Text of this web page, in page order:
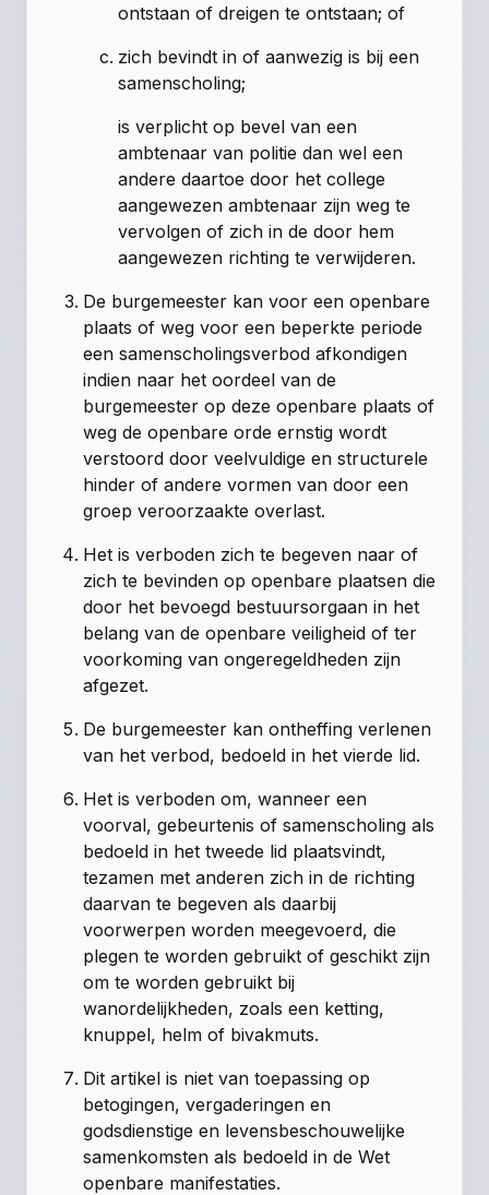
ontstaan of dreigen te ontstaan; of
zich bevindt in of aanwezig is bij een
samenscholing;
is verplicht op bevel van een
ambtenaar van politie dan wel een
andere daartoe door het college
aangewezen ambtenaar zijn weg te
vervolgen of zich in de door hem
aangewezen richting te verwijderen.
De burgemeester kan voor een openbare
plaats of weg voor een beperkte periode
een samenscholingsverbod afkondigen
indien naar het oordeel van de
burgemeester op deze openbare plaats of
weg de openbare orde ernstig wordt
verstoord door veelvuldige en structurele
hinder of andere vormen van door een
groep veroorzaakte overlast.
Het is verboden zich te begeven naar of
zich te bevinden op openbare plaatsen die
door het bevoegd bestuursorgaan in het
belang van de openbare veiligheid of ter
voorkoming van ongeregeldheden zijn
afgezet.
De burgemeester kan ontheffing verlenen
van het verbod, bedoeld in het vierde lid.
Het is verboden om, wanneer een
voorval, gebeurtenis of samenscholing als
bedoeld in het tweede lid plaatsvindt,
tezamen met anderen zich in de richting
daarvan te begeven als daarbij
voorwerpen worden meegevoerd, die
plegen te worden gebruikt of geschikt zijn
om te worden gebruikt bij
wanordelijkheden, zoals een ketting,
knuppel, helm of bivakmuts.
Dit artikel is niet van toepassing op
betogingen, vergaderingen en
godsdienstige en levensbeschouwelijke
samenkomsten als bedoeld in de Wet
openbare manifestaties.